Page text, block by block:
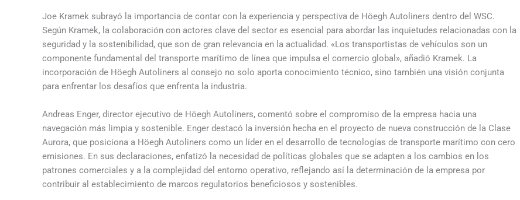
Joe Kramek subrayó la importancia de contar con la experiencia y perspectiva de Höegh Autoliners dentro del WSC.
Según Kramek, la colaboración con actores clave del sector es esencial para abordar las inquietudes relacionadas con la
seguridad y la sostenibilidad, que son de gran relevancia en la actualidad. «Los transportistas de vehículos son un
componente fundamental del transporte marítimo de línea que impulsa el comercio global», añadió Kramek. La
incorporación de Höegh Autoliners al consejo no solo aporta conocimiento técnico, sino también una visión conjunta
para enfrentar los desafíos que enfrenta la industria.
Andreas Enger, director ejecutivo de Höegh Autoliners, comentó sobre el compromiso de la empresa hacia una
navegación más limpia y sostenible. Enger destacó la inversión hecha en el proyecto de nueva construcción de la Clase
Aurora, que posiciona a Höegh Autoliners como un líder en el desarrollo de tecnologías de transporte marítimo con cero
emisiones. En sus declaraciones, enfatizó la necesidad de políticas globales que se adapten a los cambios en los
patrones comerciales y a la complejidad del entorno operativo, reflejando así la determinación de la empresa por
contribuir al establecimiento de marcos regulatorios beneficiosos y sostenibles.